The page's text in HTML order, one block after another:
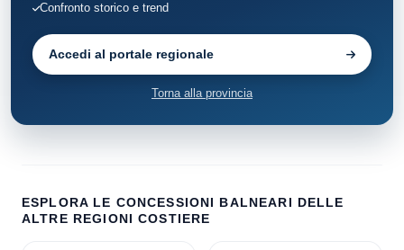
Confronto storico e trend
Accedi al portale regionale
Torna alla provincia
ESPLORA LE CONCESSIONI BALNEARI DELLE
ALTRE REGIONI COSTIERE